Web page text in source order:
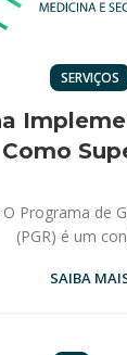
SERVIÇOS
O Programa de
(PGR) é um
SAIBA